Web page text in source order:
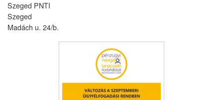
Szeged PNTI
Szeged
Madách u. 24/b.